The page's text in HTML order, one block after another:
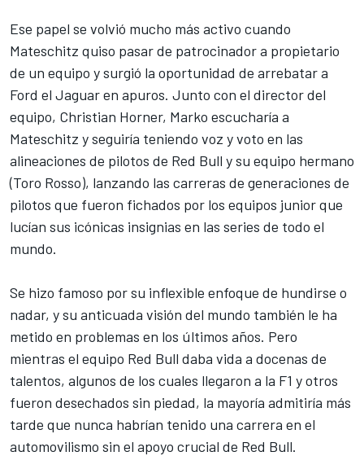
Ese papel se volvió mucho más activo cuando
Mateschitz quiso pasar de patrocinador a propietario
de un equipo y surgió la oportunidad de arrebatar a
Ford el Jaguar en apuros. Junto con el director del
equipo, Christian Horner, Marko escucharía a
Mateschitz y seguiría teniendo voz y voto en las
alineaciones de pilotos de Red Bull y su equipo hermano
(Toro Rosso), lanzando las carreras de generaciones de
pilotos que fueron fichados por los equipos junior que
lucían sus icónicas insignias en las series de todo el
mundo.
Se hizo famoso por su inflexible enfoque de hundirse o
nadar, y su anticuada visión del mundo también le ha
metido en problemas en los últimos años. Pero
mientras el equipo Red Bull daba vida a docenas de
talentos, algunos de los cuales llegaron a la F1 y otros
fueron desechados sin piedad, la mayoría admitiría más
tarde que nunca habrían tenido una carrera en el
automovilismo sin el apoyo crucial de Red Bull.